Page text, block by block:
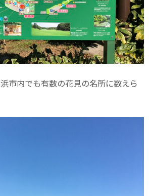
市内でも有数の花見の名所に数えら